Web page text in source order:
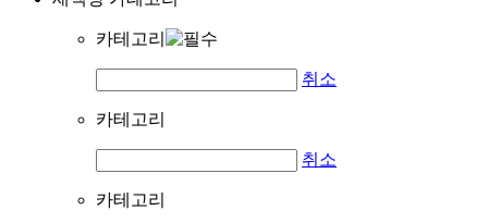
카테고리
취소
카테고리
취소
카테고리